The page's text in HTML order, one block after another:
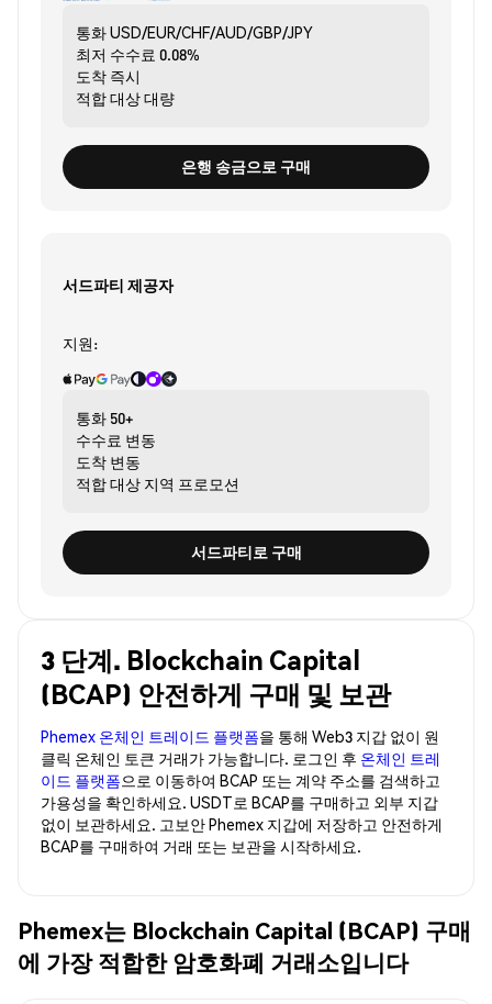
통화USD/EUR/CHF/AUD/GBP/JPY
최저 수수료 0.08%
도착 즉시
적합 대상대량
은행 송금으로 구매
서드파티 제공자
지원:
통화 50+
수수료 변동
도착 변동
적합 대상 지역 프로모션
서드파티로 구매
3 단계. Blockchain Capital
(BCAP) 안전하게 구매 및 보관
Phemex 온체인 트레이드 플랫폼을 통해 Web3 지갑 없이 원
클릭 온체인 토큰 거래가 가능합니다. 로그인 후 온체인 트레
이드 플랫폼으로 이동하여 BCAP 또는 계약 주소를 검색하고
가용성을 확인하세요. USDT로 BCAP를 구매하고 외부 지갑
없이 보관하세요. 고보안 Phemex 지갑에 저장하고 안전하게
BCAP를 구매하여 거래 또는 보관을 시작하세요.
Phemex는 Blockchain Capital (BCAP) 구매
에 가장 적합한 암호화폐 거래소입니다